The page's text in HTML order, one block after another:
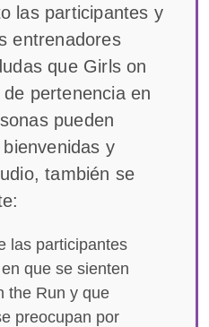
las participantes y
entrenadores
que Girls on
pertenencia en
pueden
y
también se
las participantes
que se sienten
the Run y que
preocupan por